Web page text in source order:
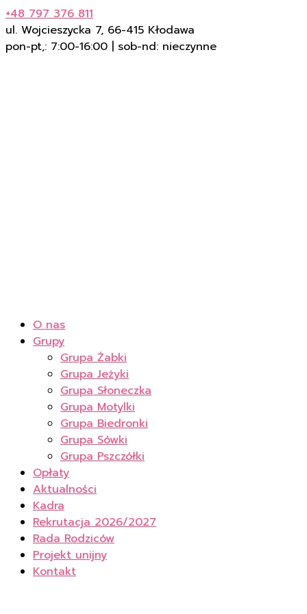
+48 797 376 811
ul. Wojcieszycka 7, 66-415 Kłodawa
pon-pt,: 7:00-16:00 | sob-nd: nieczynne
O nas
Grupy
Grupa Żabki
Grupa Jeżyki
Grupa Słoneczka
Grupa Motylki
Grupa Biedronki
Grupa Sówki
Grupa Pszczółki
Opłaty
Aktualności
Kadra
Rekrutacja 2026/2027
Rada Rodziców
Projekt unijny
Kontakt